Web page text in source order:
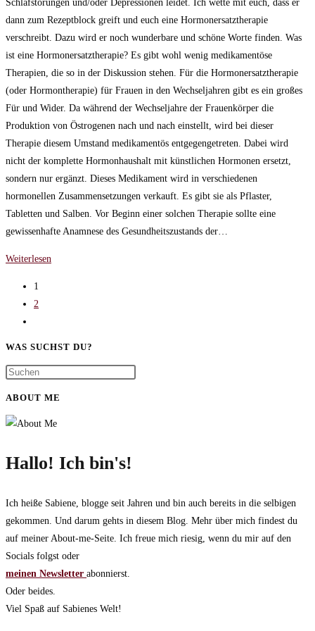
Schlafstörungen und/oder Depressionen leidet. Ich wette mit euch, dass er
dann zum Rezeptblock greift und euch eine Hormonersatztherapie
verschreibt. Dazu wird er noch wunderbare und schöne Worte finden. Was
ist eine Hormonersatztherapie? Es gibt wohl wenig medikamentöse
Therapien, die so in der Diskussion stehen. Für die Hormonersatztherapie
(oder Hormontherapie) für Frauen in den Wechseljahren gibt es ein großes
Für und Wider. Da während der Wechseljahre der Frauenkörper die
Produktion von Östrogenen nach und nach einstellt, wird bei dieser
Therapie diesem Umstand medikamentös entgegengetreten. Dabei wird
nicht der komplette Hormonhaushalt mit künstlichen Hormonen ersetzt,
sondern nur ergänzt. Dieses Medikament wird in verschiedenen
hormonellen Zusammensetzungen verkauft. Es gibt sie als Pflaster,
Tabletten und Salben. Vor Beginn einer solchen Therapie sollte eine
gewissenhafte Anamnese des Gesundheitszustands der…
Weiterlesen
Krankheit?
1
2
Seite
WAS SUCHST DU?
ABOUT ME
Hallo! Ich bin's!
Ich heiße Sabiene, blogge seit Jahren und bin auch bereits in die selbigen
gekommen. Und darum gehts in diesem Blog. Mehr über mich findest du
auf meiner About-me-Seite. Ich freue mich riesig, wenn du mir auf den
Socials folgst oder
meinen Newsletter abonnierst.
Oder beides.
Viel Spaß auf Sabienes Welt!